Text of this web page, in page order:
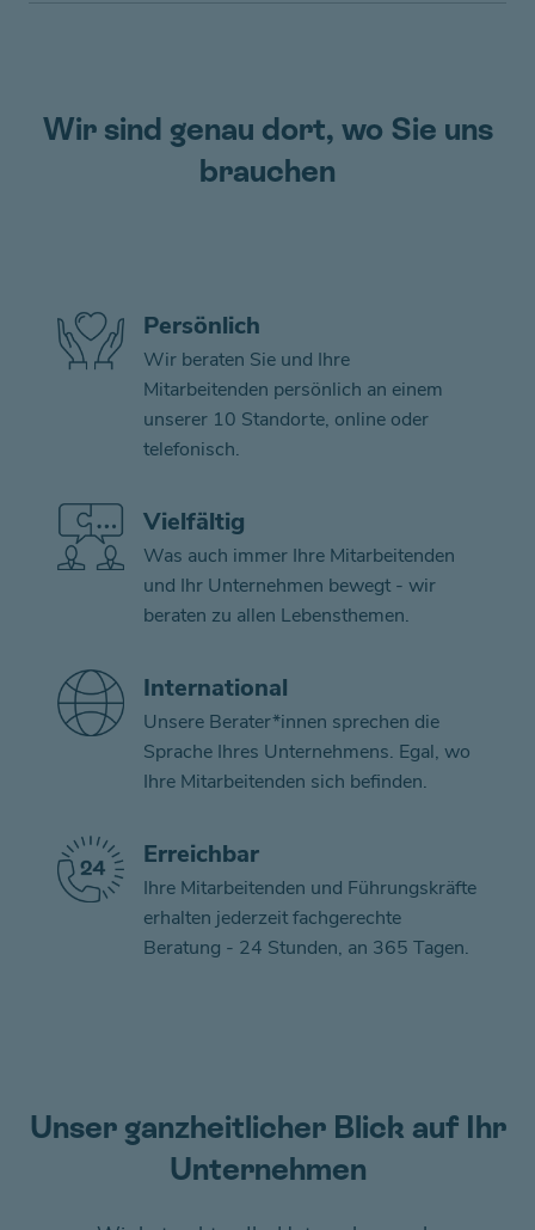
Wir sind genau dort, wo Sie uns
brauchen
Persönlich
Wir beraten Sie und Ihre
Mitarbeitenden persönlich an einem
unserer 10 Standorte, online oder
telefonisch.
Vielfältig
Was auch immer Ihre Mitarbeitenden
und Ihr Unternehmen bewegt - wir
beraten zu allen Lebensthemen.
International
Unsere Berater*innen sprechen die
Sprache Ihres Unternehmens. Egal, wo
Ihre Mitarbeitenden sich befinden.
Erreichbar
Ihre Mitarbeitenden und Führungskräfte
erhalten jederzeit fachgerechte
Beratung - 24 Stunden, an 365 Tagen.
Unser ganzheitlicher Blick auf Ihr
Unternehmen